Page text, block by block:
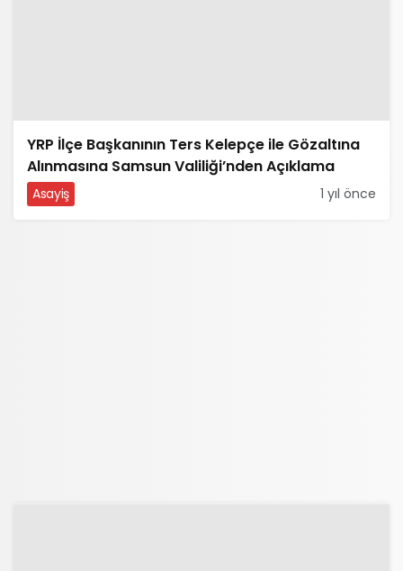
YRP İlçe Başkanının Ters Kelepçe ile Gözaltına
Alınmasına Samsun Valiliği’nden Açıklama
Asayiş 1 yıl önce